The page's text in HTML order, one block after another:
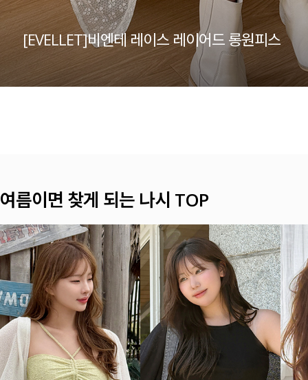
[EVELLET]비엔테 레이스 레이어드 롱원피스
자사몰 익스클루시브 오직 공식몰에서만